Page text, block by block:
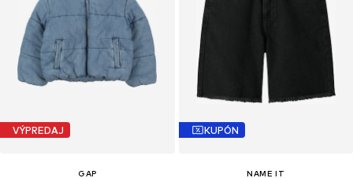
VÝPREDAJ
GAP
KUPÓN
NAME IT